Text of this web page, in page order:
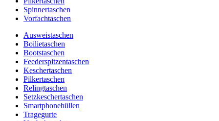
Spinnertaschen
Vorfachtaschen
Ausweistaschen
Boilietaschen
Bootstaschen
Feederspitzentaschen
Keschertaschen
Pilkertaschen
Relingtaschen
Setzkeschertaschen
Smartphonehüllen
Tragegurte